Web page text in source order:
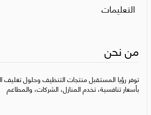
التعليمات
من نحن
توفر رؤيا المستقبل منتجات التنظيف وحلول تغليف
بأسعار تنافسية، تخدم المنازل، الشركات، والمطاعم